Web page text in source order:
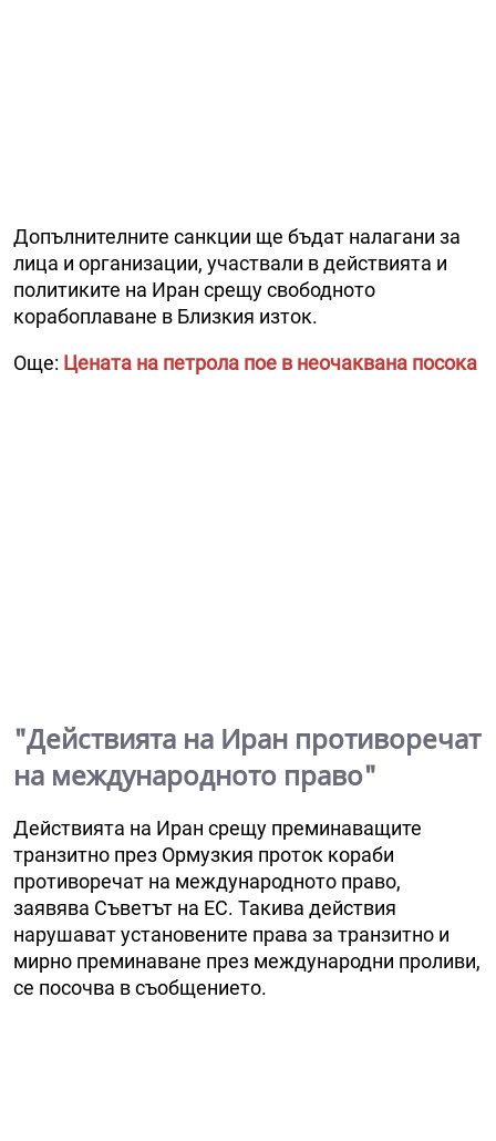
Допълнителните санкции ще бъдат налагани за
лица и организации, участвали в действията и
политиките на Иран срещу свободното
корабоплаване в Близкия изток.
Още: Цената на петрола пое в неочаквана посока
"Действията на Иран противоречат
на международното право"
Действията на Иран срещу преминаващите
транзитно през Ормузкия проток кораби
противоречат на международното право,
заявява Съветът на ЕС. Такива действия
нарушават установените права за транзитно и
мирно преминаване през международни проливи,
се посочва в съобщението.